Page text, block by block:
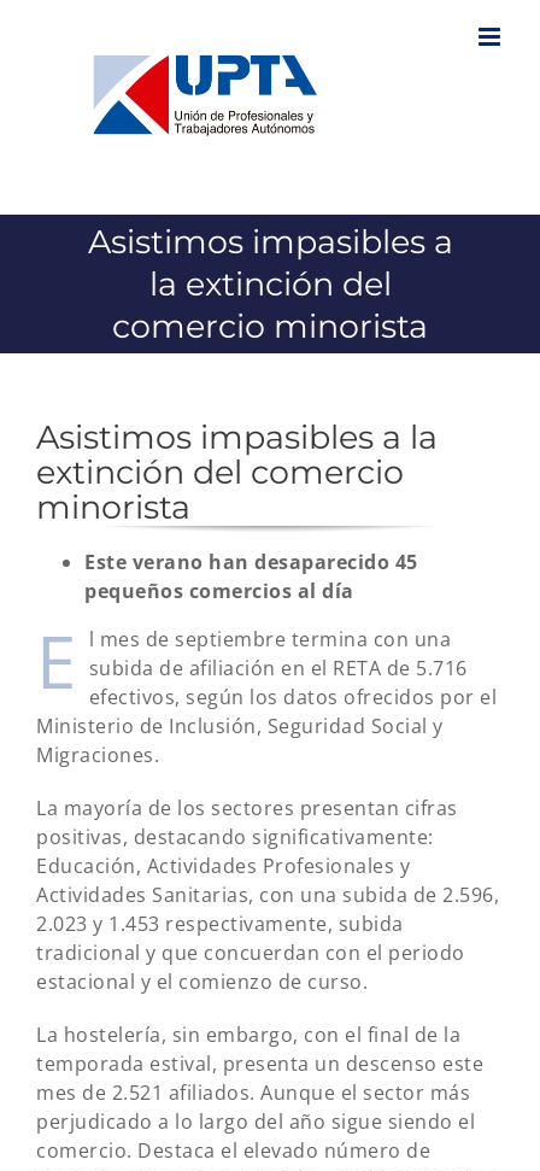
Asistimos impasibles a
la extinción del
comercio minorista
Asistimos impasibles a la
extinción del comercio
minorista
Este verano han desaparecido 45
pequeños comercios al día
E
l mes de septiembre termina con una
subida de afiliación en el RETA de 5.716
efectivos, según los datos ofrecidos por el
Ministerio de Inclusión, Seguridad Social y
Migraciones.
La mayoría de los sectores presentan cifras
positivas, destacando significativamente:
Educación, Actividades Profesionales y
Actividades Sanitarias, con una subida de 2.596,
2.023 y 1.453 respectivamente, subida
tradicional y que concuerdan con el periodo
estacional y el comienzo de curso.
La hostelería, sin embargo, con el final de la
temporada estival, presenta un descenso este
mes de 2.521 afiliados. Aunque el sector más
perjudicado a lo largo del año sigue siendo el
comercio. Destaca el elevado número de